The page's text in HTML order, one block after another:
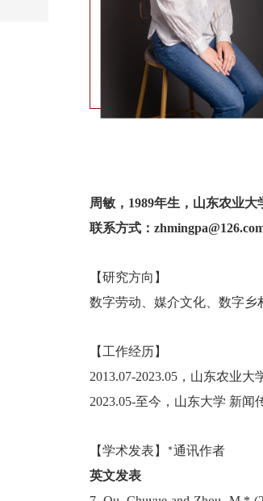
周敏， 1989年生，山东农业
联系方式：
【研究方向】
数字劳动、媒介文化、数字乡
【工作经历】
2013.07-2023.05，山东农业
2023.05-至今，山东大学 新闻
【学术发表】 *通讯作者
英文发表